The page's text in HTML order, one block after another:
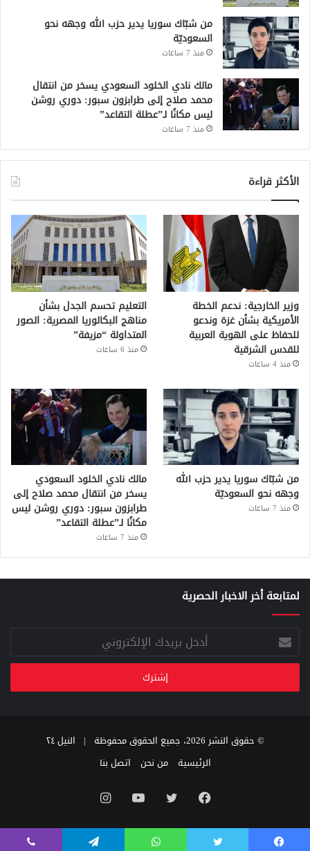
من شبّاك سوريا يدير حزب الله وجهه نحو
السعوديّة
منذ 7 ساعات
مالك نادي الخلود السعودي يسخر من انتقال
محمد صلاح إلى طرابزون سبور: دوري روشن
ليس مكانًا لـ”عطلة التقاعد”
منذ 7 ساعات
الأكثر قراءة
وزير الخارجية: ندعم الخطة
الأمريكية بشأن غزة وندعو
للحفاظ على الهوية العربية
للقدس الشرقية
منذ 4 ساعات
التعليم تحسم الجدل بشأن
مناهج البكالوريا المصرية: الصور
المتداولة “مزيفة”
منذ 6 ساعات
من شبّاك سوريا يدير حزب الله
وجهه نحو السعوديّة
منذ 7 ساعات
مالك نادي الخلود السعودي
يسخر من انتقال محمد صلاح إلى
طرابزون سبور: دوري روشن ليس
مكانًا لـ”عطلة التقاعد”
منذ 7 ساعات
لمتابعة أخر الاخبار الحصرية
أدخل
بريدك
الإلكتروني
© حقوق النشر 2026، جميع الحقوق محفوظة |
النيل ٢٤
الرئيسية
من نحن اتصل بنا
فيسبوك تويتر يوتيوب